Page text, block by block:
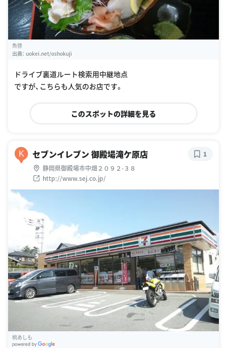
魚啓
出典： uokei.net/oshokuji
ドライブ裏道ルート検索用中継地点
ですが、こちらも人気のお店です。
このスポットの詳細を見る
K セブンイレブン 御殿場滝ケ原店
静岡県御殿場市中畑２０９２-３８
http://www.sej.co.jp/
1
桃あしも